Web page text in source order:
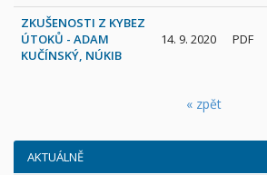
ZKUŠENOSTI Z KYBEZ
ÚTOKŮ - ADAM
KUČÍNSKÝ, NÚKIB
14. 9. 2020 PDF
« zpět
AKTUÁLNĚ